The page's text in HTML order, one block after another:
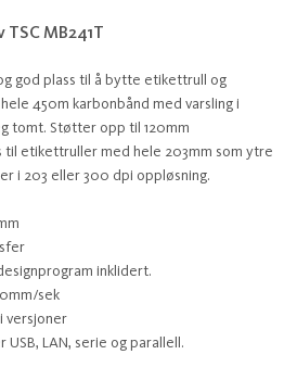
MB241T
god plass til å bytte etikettrull og
450m karbonbånd med varsling i
tomt. Støtter opp til 120mm
til etikettruller med hele 203mm som ytre
i 203 eller 300 dpi oppløsning.
inklidert.
sek
versjoner
USB, LAN, serie og parallell.